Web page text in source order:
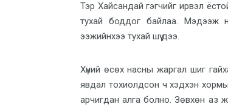
Тэр Хайсандай гэгчийг ирвэл
тухай боддог байлаа. Мэдээж
ээжийнхээ тухай шүү дээ.
Хүний өсөх насны жаргал шиг
явдал тохиолдсон ч хэдхэн
арчигдан алга болно. Зөвхөн аз